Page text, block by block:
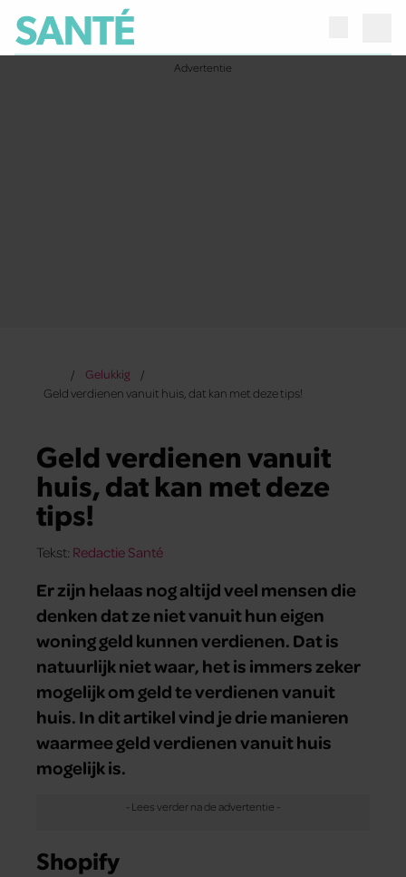
Gelukkig
Geld verdienen vanuit huis, dat kan met deze tips!
Geld verdienen vanuit
huis, dat kan met deze
tips!
Tekst: Redactie Santé
Er zijn helaas nog altijd veel mensen die
denken dat ze niet vanuit hun eigen
woning geld kunnen verdienen. Dat is
natuurlijk niet waar, het is immers zeker
mogelijk om geld te verdienen vanuit
huis. In dit artikel vind je drie manieren
waarmee geld verdienen vanuit huis
mogelijk is.
Shopify